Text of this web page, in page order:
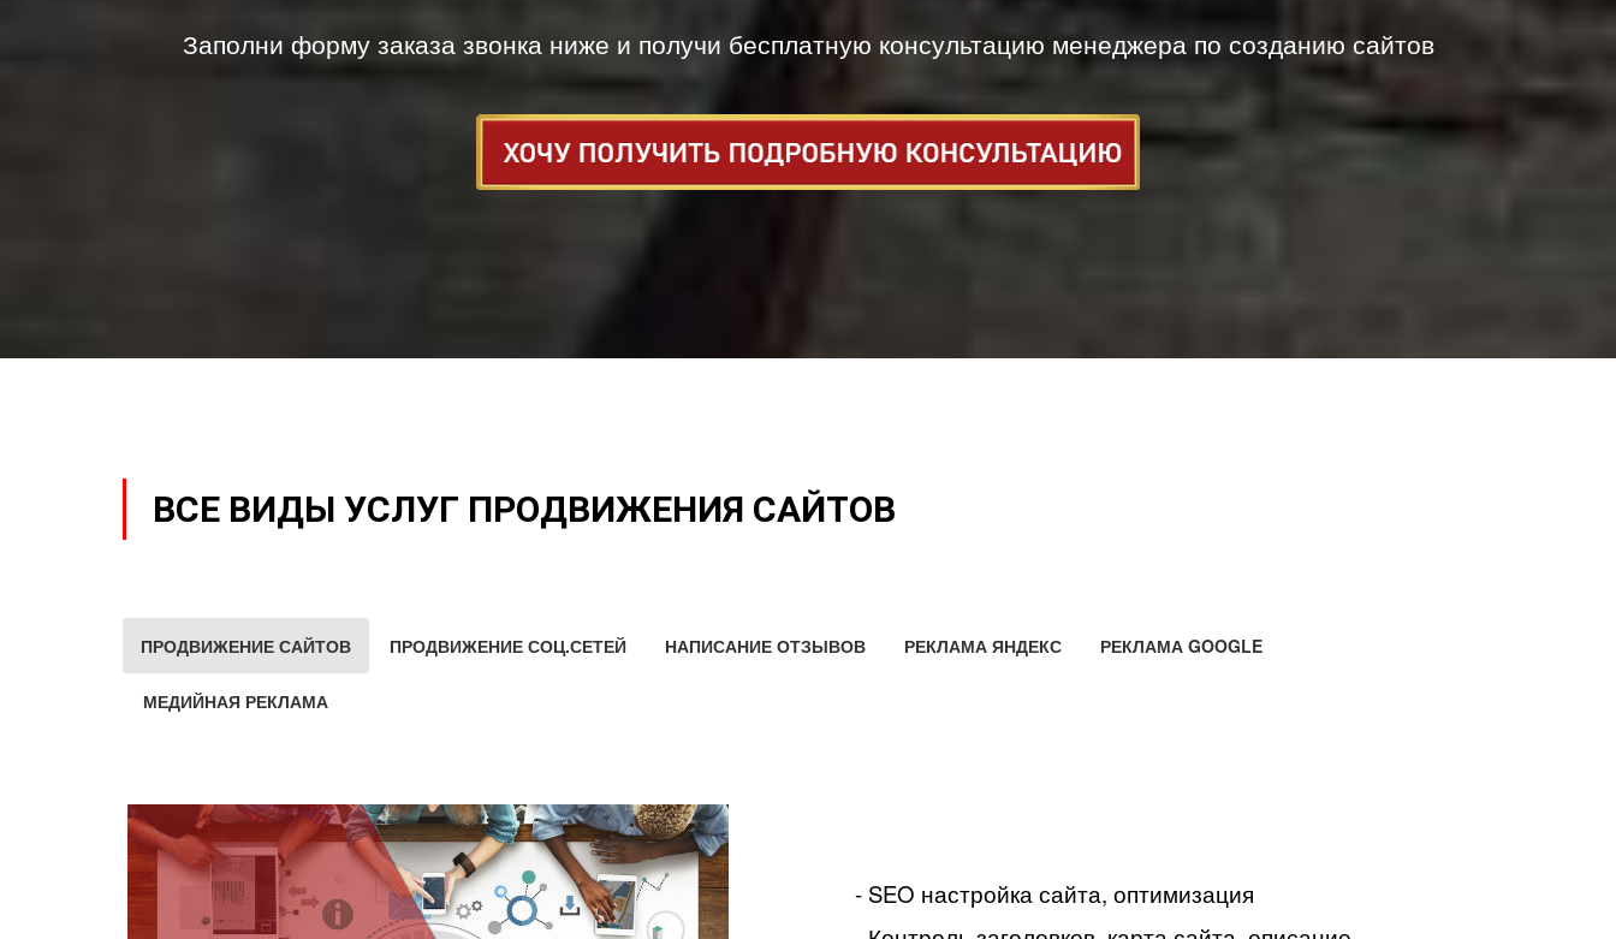
Заполни форму заказа звонка ниже и получи бесплатную консультацию менеджера по созданию сайтов
ВСЕ ВИДЫ УСЛУГ ПРОДВИЖЕНИЯ САЙТОВ
ПРОДВИЖЕНИЕ САЙТОВ ПРОДВИЖЕНИЕ СОЦ.СЕТЕЙ НАПИСАНИЕ ОТЗЫВОВ РЕКЛАМА ЯНДЕКС РЕКЛАМА GOOGLE
МЕДИЙНАЯ РЕКЛАМА
- SEO настройка сайта, оптимизация